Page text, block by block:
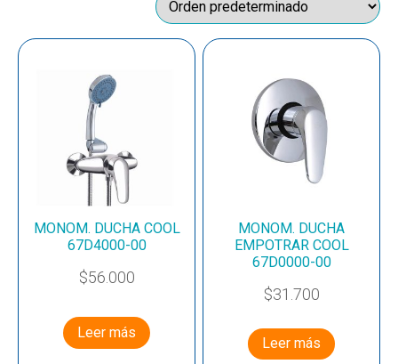
MONOM. DUCHA COOL
67D4000-00
$56.000
Leer más
MONOM. DUCHA
EMPOTRAR COOL
67D0000-00
$31.700
Leer más